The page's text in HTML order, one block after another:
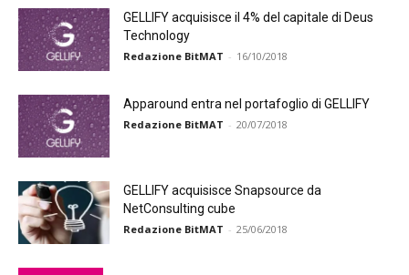
GELLIFY acquisisce il 4% del capitale di Deus
Technology
Redazione BitMAT - 16/10/2018
Apparound entra nel portafoglio di GELLIFY
Redazione BitMAT - 20/07/2018
GELLIFY acquisisce Snapsource da
NetConsulting cube
Redazione BitMAT - 25/06/2018